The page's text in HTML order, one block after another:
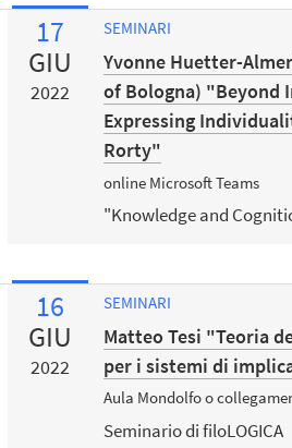
17
GIU
2022
SEMINARI
Yvonne Huetter-
of Bologna) "Beyond
Expressing
Rorty"
online Microsoft Teams
"Knowledge and
16
GIU
2022
SEMINARI
Matteo Tesi "Teoria
per i sistemi di
Aula Mondolfo o
Seminario di filoLOGICA